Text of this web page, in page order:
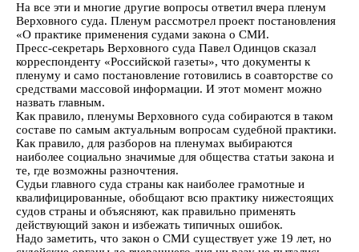
На все эти и многие другие вопросы ответил вчера пленум
Верховного суда. Пленум рассмотрел проект постановления
«О практике применения судами закона о СМИ.
Пресс-секретарь Верховного суда Павел Одинцов сказал
корреспонденту «Российской газеты», что документы к
пленуму и само постановление готовились в соавторстве со
средствами массовой информации. И этот момент можно
назвать главным.
Как правило, пленумы Верховного суда собираются в таком
составе по самым актуальным вопросам судебной практики.
Как правило, для разборов на пленумах выбираются
наиболее социально значимые для общества статьи закона и
те, где возможны разночтения.
Судьи главного суда страны как наиболее грамотные и
квалифицированные, обобщают всю практику нижестоящих
судов страны и объясняют, как правильно применять
действующий закон и избежать типичных ошибок.
Надо заметить, что закон о СМИ существует уже 19 лет, но